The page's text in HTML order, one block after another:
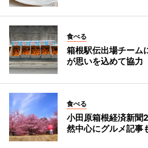
食べる
箱根駅伝出場チー
が思いを込めて協力
食べる
小田原箱根経済新
然中心にグルメ記事